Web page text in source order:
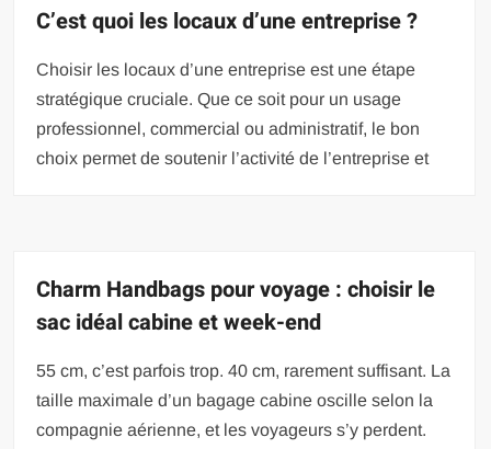
C’est quoi les locaux d’une entreprise ?
Choisir les locaux d’une entreprise est une étape
stratégique cruciale. Que ce soit pour un usage
professionnel, commercial ou administratif, le bon
choix permet de soutenir l’activité de l’entreprise et
Charm Handbags pour voyage : choisir le
sac idéal cabine et week-end
55 cm, c’est parfois trop. 40 cm, rarement suffisant. La
taille maximale d’un bagage cabine oscille selon la
compagnie aérienne, et les voyageurs s’y perdent.